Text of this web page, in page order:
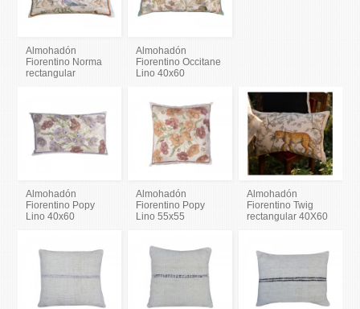
Almohadón
Fiorentino Norma
rectangular
Almohadón
Fiorentino Occitane
Lino 40x60
Almohadón
Fiorentino Popy
Lino 40x60
Almohadón
Fiorentino Popy
Lino 55x55
Almohadón
Fiorentino Twig
rectangular 40X60